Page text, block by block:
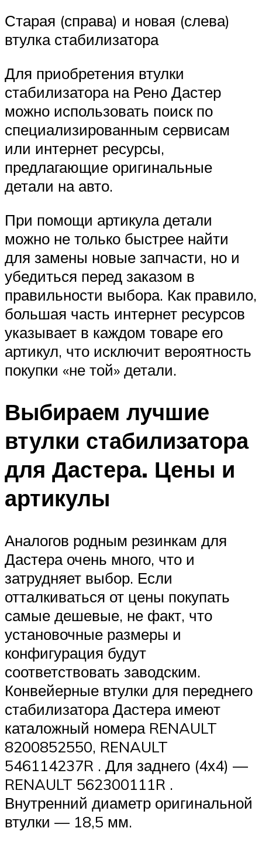
Старая (справа) и новая (слева)
втулка стабилизатора
Для приобретения втулки
стабилизатора на Рено Дастер
можно использовать поиск по
специализированным сервисам
или интернет ресурсы,
предлагающие оригинальные
детали на авто.
При помощи артикула детали
можно не только быстрее найти
для замены новые запчасти, но и
убедиться перед заказом в
правильности выбора. Как правило,
большая часть интернет ресурсов
указывает в каждом товаре его
артикул, что исключит вероятность
покупки «не той» детали.
Выбираем лучшие
втулки стабилизатора
для Дастера. Цены и
артикулы
Аналогов родным резинкам для
Дастера очень много, что и
затрудняет выбор. Если
отталкиваться от цены покупать
самые дешевые, не факт, что
установочные размеры и
конфигурация будут
соответствовать заводским.
Конвейерные втулки для переднего
стабилизатора Дастера имеют
каталожный номера RENAULT
8200852550, RENAULT
546114237R . Для заднего (4х4) —
RENAULT 562300111R .
Внутренний диаметр оригинальной
втулки — 18,5 мм.